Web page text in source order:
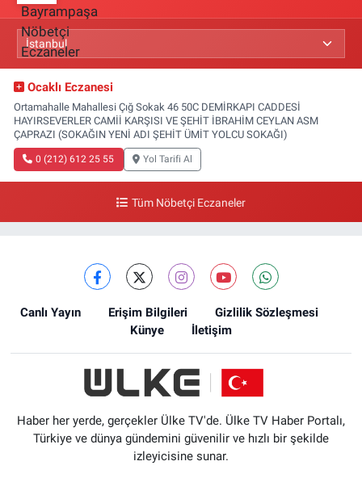
Ocaklı Eczanesi
Ortamahalle Mahallesi Çığ Sokak 46 50C DEMİRKAPI CADDESİ
HAYIRSEVERLER CAMİİ KARŞISI VE ŞEHİT İBRAHİM CEYLAN ASM
ÇAPRAZI (SOKAĞIN YENİ ADI ŞEHİT ÜMİT YOLCU SOKAĞI)
0 (212) 612 25 55 Yol Tarifi Al
Tüm Nöbetçi Eczaneler
Canlı Yayın Erişim Bilgileri
Gizlilik Sözleşmesi
Künye
İletişim
Haber her yerde, gerçekler Ülke TV'de. Ülke TV Haber Portalı,
Türkiye ve dünya gündemini güvenilir ve hızlı bir şekilde
izleyicisine sunar.